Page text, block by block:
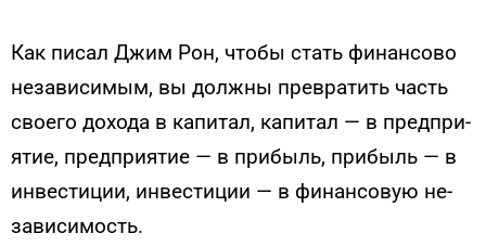
Как пи­сал Джим Рон, что­бы стать фи­нан­со­во
не­зави­симым, вы дол­жны прев­ра­тить часть
сво­его до­хода в ка­питал, ка­питал — в пред­при­
ятие, пред­при­ятие — в при­быль, при­быль — в
ин­вести­ции, ин­вести­ции — в фи­нан­со­вую не­
зави­симость.